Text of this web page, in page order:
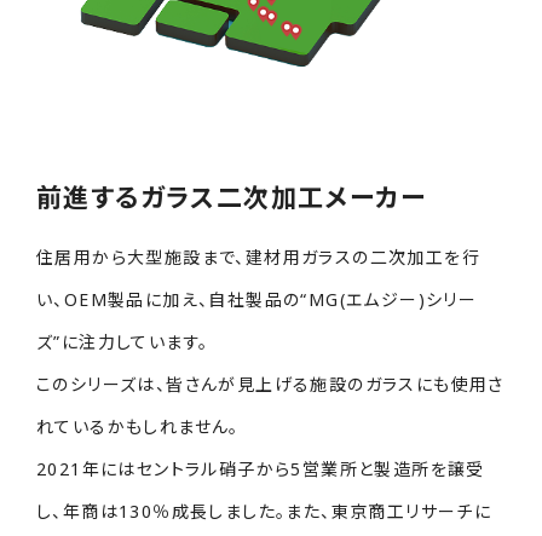
前進するガラス二次加工メーカー
住居用から大型施設まで、建材用ガラスの二次加工を行
い、OEM製品に加え、自社製品の“MG(エムジー)シリー
ズ”に注力しています。
このシリーズは、皆さんが見上げる施設のガラスにも使用さ
れているかもしれません。
2021年にはセントラル硝子から5営業所と製造所を譲受
し、年商は130％成長しました。また、東京商工リサーチに